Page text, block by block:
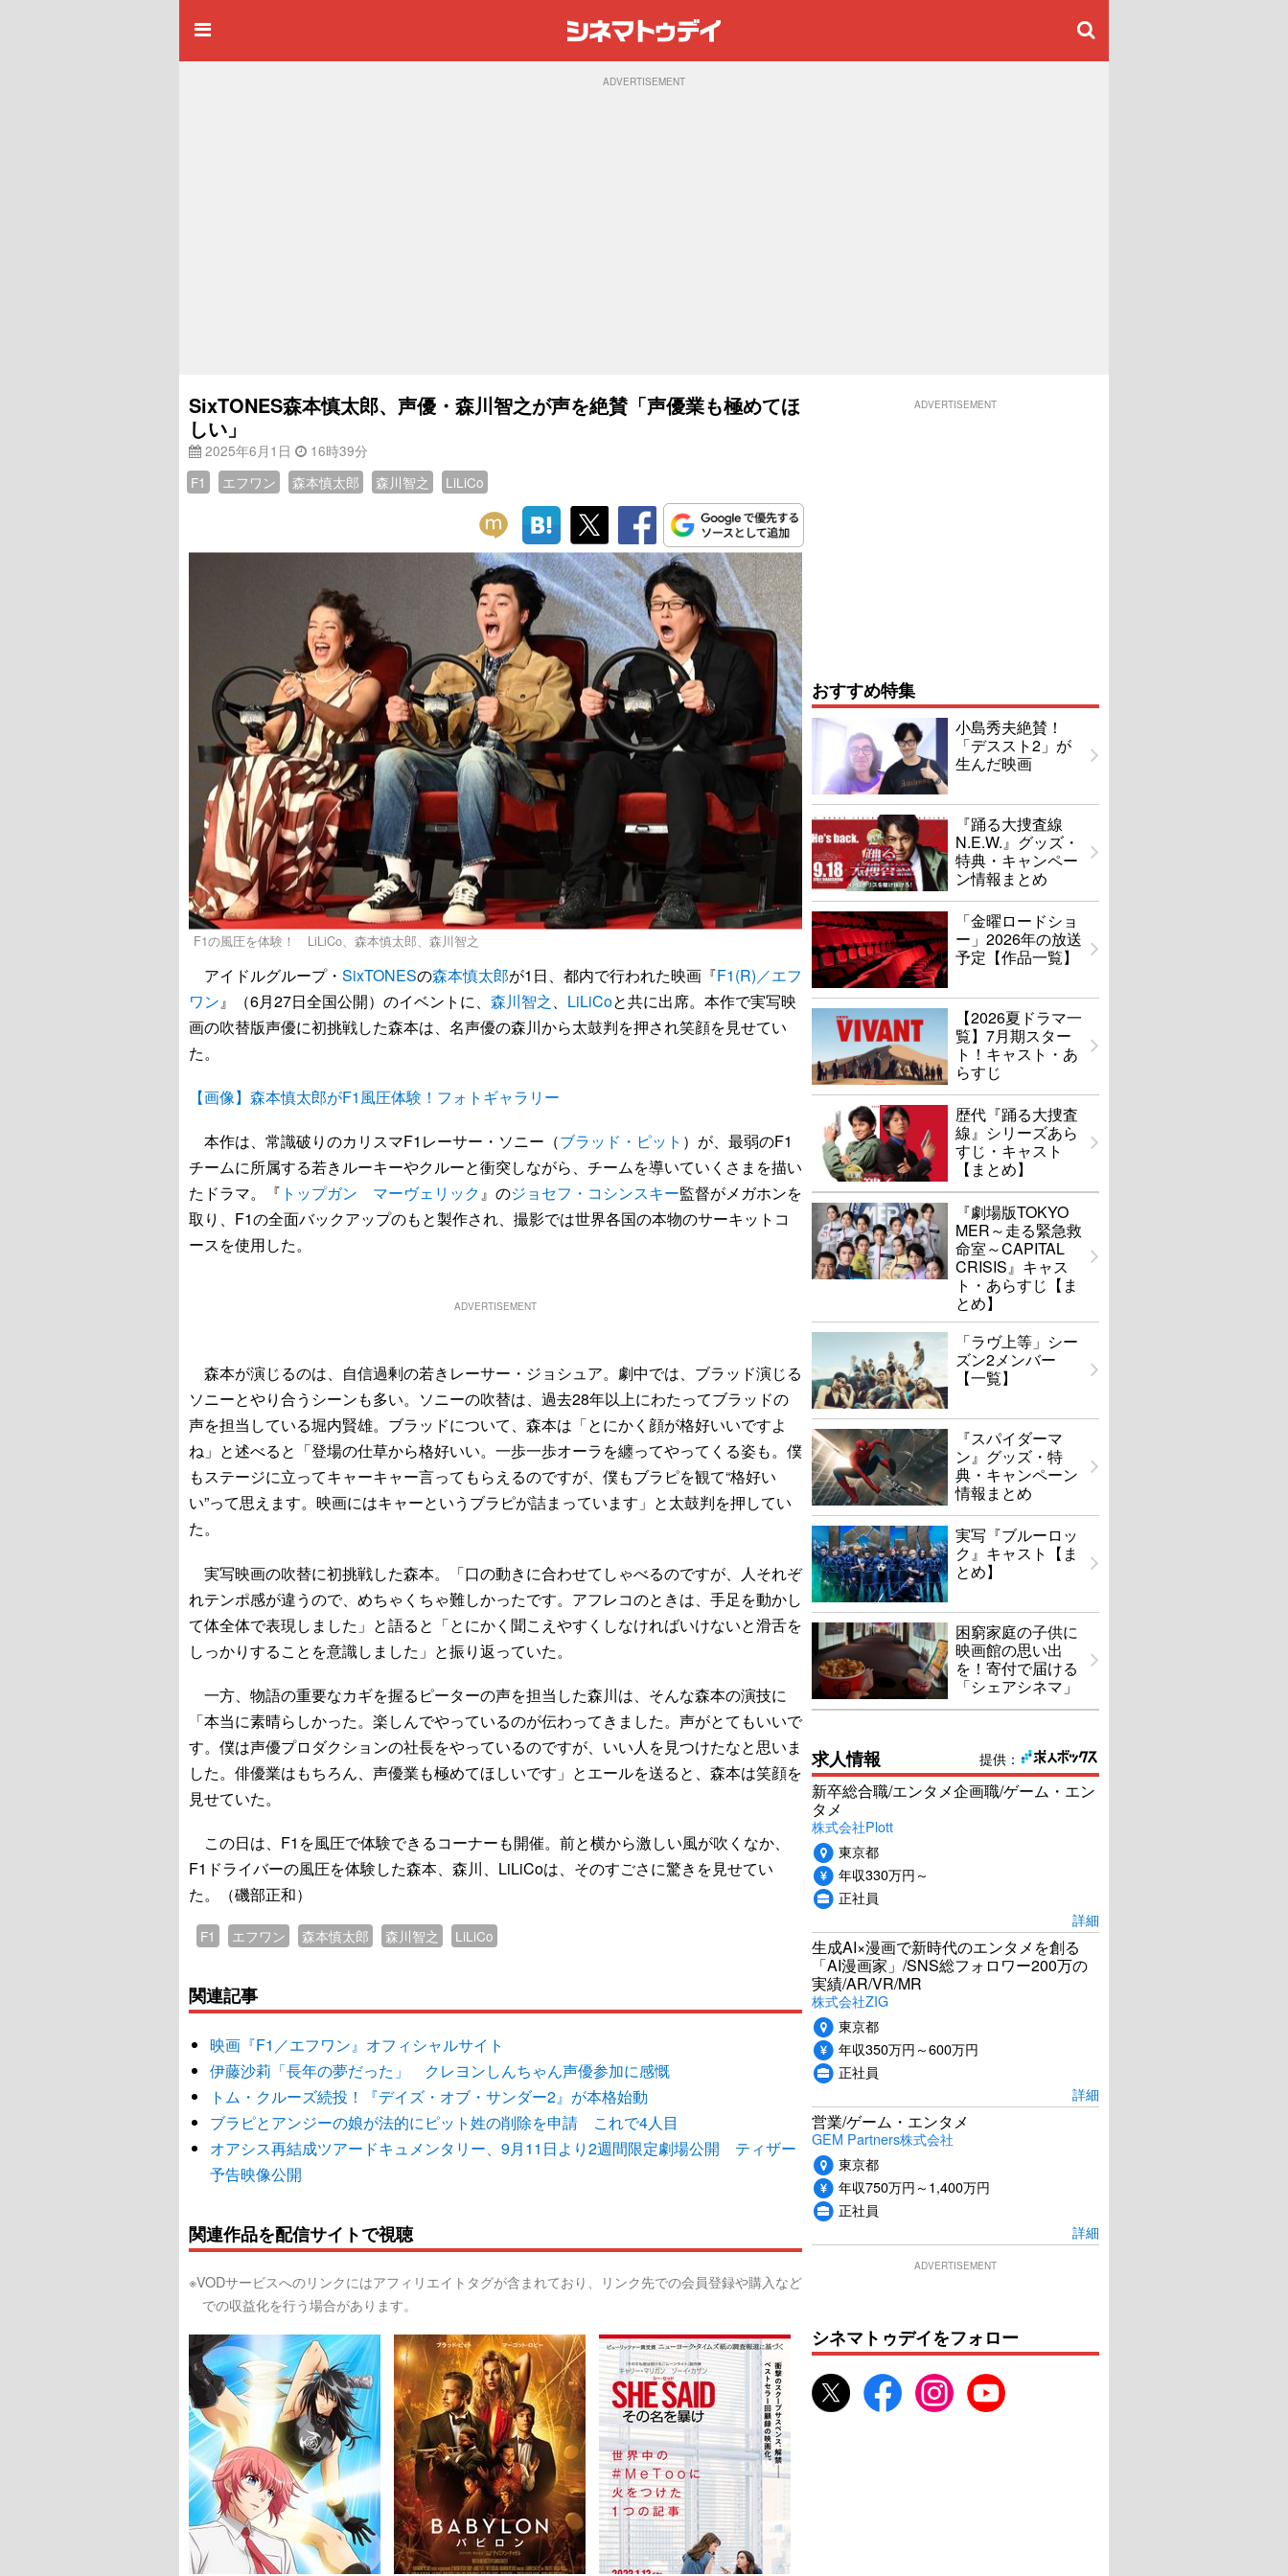
ADVERTISEMENT
SixTONES森本慎太郎、声優・森川智之が声を絶賛「声優業も極めてほ
しい」
2025年6月1日
16時39分
F1
エフワン 森本慎太郎 森川智之 LiLiCo
F1の風圧を体験！ LiLiCo、森本慎太郎、森川智之
アイドルグループ・ SixTONESの森本慎太郎が1日、都内で行われた映画『F1(R)／エフ
ワン』（6月27日全国公開）のイベントに、 森川智之、 LiLiCoと共に出席。本作で実写映
画の吹替版声優に初挑戦した森本は、名声優の森川から太鼓判を押され笑顔を見せてい
た。
【画像】森本慎太郎がF1風圧体験！フォトギャラリー
本作は、常識破りのカリスマF1レーサー・ソニー（ブラッド・ピット ）が、最弱のF1
チームに所属する若きルーキーやクルーと衝突しながら、チームを導いていくさまを描い
たドラマ。『 トップガン マーヴェリック』のジョセフ・コシンスキー監督がメガホンを
取り、F1の全面バックアップのもと製作され、撮影では世界各国の本物のサーキットコ
ースを使用した。
ADVERTISEMENT
森本が演じるのは、自信過剰の若きレーサー・ジョシュア。劇中では、ブラッド演じる
ソニーとやり合うシーンも多い。ソニーの吹替は、過去28年以上にわたってブラッドの
声を担当している堀内賢雄。ブラッドについて、森本は「とにかく顔が格好いいですよ
ね」と述べると「登場の仕草から格好いい。一歩一歩オーラを纏ってやってくる姿も。僕
もステージに立ってキャーキャー言ってもらえるのですが、僕もブラピを観て“格好い
い”って思えます。映画にはキャーというブラピが詰まっています」と太鼓判を押してい
た。
実写映画の吹替に初挑戦した森本。「口の動きに合わせてしゃべるのですが、人それぞ
れテンポ感が違うので、めちゃくちゃ難しかったです。アフレコのときは、手足を動かし
て体全体で表現しました」と語ると「とにかく聞こえやすくしなければいけないと滑舌を
しっかりすることを意識しました」と振り返っていた。
一方、物語の重要なカギを握るピーターの声を担当した森川は、そんな森本の演技に
「本当に素晴らしかった。楽しんでやっているのが伝わってきました。声がとてもいいで
す。僕は声優プロダクションの社長をやっているのですが、いい人を見つけたなと思いま
した。俳優業はもちろん、声優業も極めてほしいです」とエールを送ると、森本は笑顔を
見せていた。
この日は、F1を風圧で体験できるコーナーも開催。前と横から激しい風が吹くなか、
F1ドライバーの風圧を体験した森本、森川、LiLiCoは、そのすごさに驚きを見せてい
た。（磯部正和）
F1 エフワン 森本慎太郎 森川智之 LiLiCo
関連記事
映画『F1／エフワン』オフィシャルサイト
伊藤沙莉「長年の夢だった」 クレヨンしんちゃん声優参加に感慨
トム・クルーズ続投！『デイズ・オブ・サンダー2』が本格始動
ブラピとアンジーの娘が法的にピット姓の削除を申請 これで4人目
オアシス再結成ツアードキュメンタリー、9月11日より2週間限定劇場公開 ティザー
予告映像公開
関連作品を配信サイトで視聴
※VODサービスへのリンクにはアフィリエイトタグが含まれており、リンク先での会員登録や購入など
での収益化を行う場合があります。
ADVERTISEMENT
おすすめ特集
小島秀夫絶賛！
「デススト2」が
生んだ映画
『踊る大捜査線
N.E.W.』グッズ・
特典・キャンペー
ン情報まとめ
「金曜ロードショ
ー」2026年の放送
予定【作品一覧】
【2026夏ドラマ一
覧】7月期スター
ト！キャスト・あ
らすじ
歴代『踊る大捜査
線』シリーズあら
すじ・キャスト
【まとめ】
『劇場版TOKYO
MER～走る緊急救
命室～CAPITAL
CRISIS』キャス
ト・あらすじ【ま
とめ】
「ラヴ上等」シー
ズン2メンバー
【一覧】
『スパイダーマ
ン』グッズ・特
典・キャンペーン
情報まとめ
実写『ブルーロッ
ク』キャスト【ま
とめ】
困窮家庭の子供に
映画館の思い出
を！寄付で届ける
「シェアシネマ」
提供：
求人情報
新卒総合職/エンタメ企画職/ゲーム・エン
タメ
株式会社Plott
東京都
年収330万円～
正社員
詳細
生成AI×漫画で新時代のエンタメを創る
「AI漫画家」/SNS総フォロワー200万の
実績/AR/VR/MR
株式会社ZIG
東京都
年収350万円～600万円
正社員
詳細
営業/ゲーム・エンタメ
GEM Partners株式会社
東京都
年収750万円～1,400万円
正社員
詳細
ADVERTISEMENT
シネマトゥデイをフォロー